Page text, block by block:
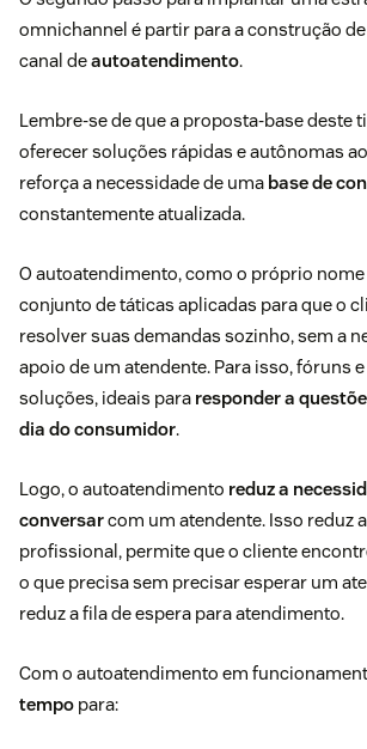
omnichannel é partir para a construção
canal deautoatendimento.
Lembre-se de que a proposta-base deste
oferecer soluções rápidas e autônomas
reforça a necessidade de uma base de
constantemente atualizada.
O autoatendimento, como o próprio nome
conjunto de táticas aplicadas para que o
resolver suas demandas sozinho, sem a
apoio de um atendente. Para isso, fóruns e
soluções, ideais para responder a
dia do consumidor.
Logo, o autoatendimento reduz a
conversarcom um atendente. Isso reduz
profissional, permite que o cliente
o que precisa sem precisar esperar um
reduz a fila de espera para atendimento.
Com o autoatendimento em
tempo para: